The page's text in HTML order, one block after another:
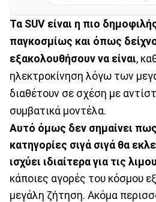
Τα SUV είναι η πιο
παγκοσμίως και όπως
εξακολουθήσουν να είναι,
ηλεκτροκίνηση λόγω των
διαθέτουν σε σχέση με
συμβατικά μοντέλα.
Αυτό όμως δεν σημαίνει
κατηγορίες σιγά σιγά θα
ισχύει ιδιαίτερα για τις
κάποιες αγορές του κόσμου
μεγάλη ζήτηση. Ακόμα